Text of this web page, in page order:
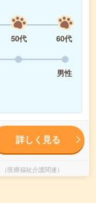
50代
60代
男性
詳しく見る
療福祉介護関連）